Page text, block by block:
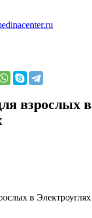
взрослых в
в Электроуглях